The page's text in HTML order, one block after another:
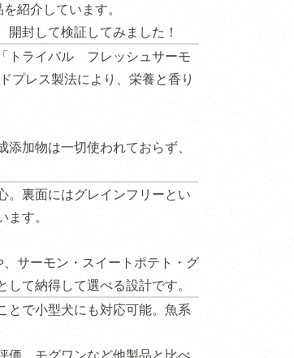
紹介しています。
封して検証してみました！
トライバル フレッシュサーモ
プレス製法により、栄養と香り
加物は一切使われておらず、
。裏面にはグレインフリーとい
す。
サーモン・スイートポテト・グ
て納得して選べる設計です。
とで小型犬にも対応可能。魚系
価。モグワンなど他製品と比べ